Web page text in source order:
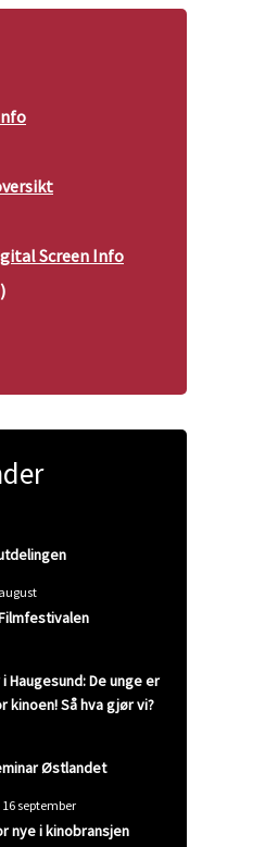
Screen Info
Haugesund: De unge er
kinoen! Så hva gjør vi?
Østlandet
16 september
nye i kinobransjen